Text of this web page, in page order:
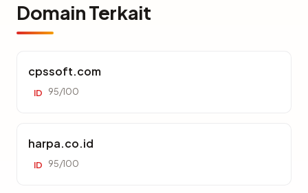
Domain Terkait
cpssoft.com
ID 95/100
harpa.co.id
ID 95/100